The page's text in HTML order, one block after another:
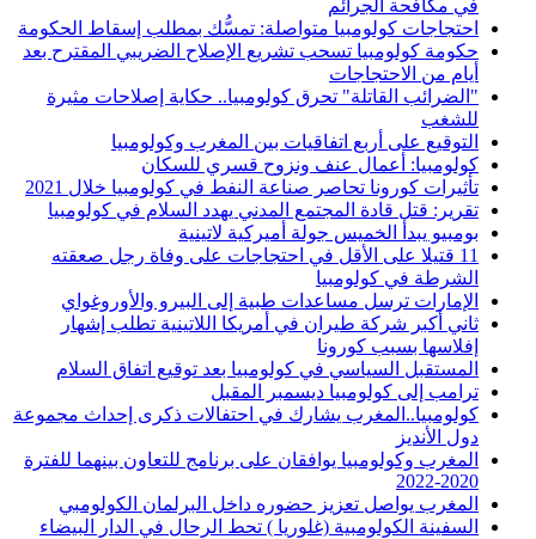
في مكافحة الجرائم
احتجاجات كولومبيا متواصلة: تمسُّك بمطلب إسقاط الحكومة
حكومة كولومبيا تسحب تشريع الإصلاح الضريبي المقترح بعد
أيام من الاحتجاجات
"الضرائب القاتلة" تحرق كولومبيا.. حكاية إصلاحات مثيرة
للشغب
التوقيع على أربع اتفاقيات بين المغرب وكولومبيا
كولومبيا: أعمال عنف ونزوح قسري للسكان
تأثيرات كورونا تحاصر صناعة النفط في كولومبيا خلال 2021
تقرير: قتل قادة المجتمع المدني يهدد السلام في كولومبيا
بومبيو يبدأ الخميس جولة أميركية لاتينية
11 قتيلا على الأقل في احتجاجات على وفاة رجل صعقته
الشرطة في كولومبيا
الإمارات ترسل مساعدات طبية إلى البيرو والأوروغواي
ثاني أكبر شركة طيران في أمريكا اللاتينية تطلب إشهار
إفلاسها بسبب كورونا
المستقبل السياسي في كولومبيا بعد توقيع اتفاق السلام
ترامب إلى كولومبيا ديسمبر المقبل
كولومبيا..المغرب يشارك في احتفالات ذكرى إحداث مجموعة
دول الأنديز
المغرب وكولومبيا يوافقان على برنامج للتعاون بينهما للفترة
2020-2022
المغرب يواصل تعزيز حضوره داخل البرلمان الكولومبي
السفينة الكولومبية (غلوريا ) تحط الرحال في الدار البيضاء